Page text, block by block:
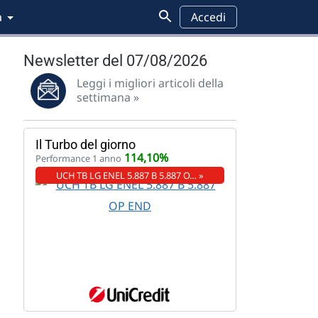
Accedi
Newsletter del 07/08/2026
Leggi i migliori articoli della
settimana »
Il Turbo del giorno
Performance 1 anno 114,10%
UCH TB LG ENEL 5.887 B 5.887 O… »